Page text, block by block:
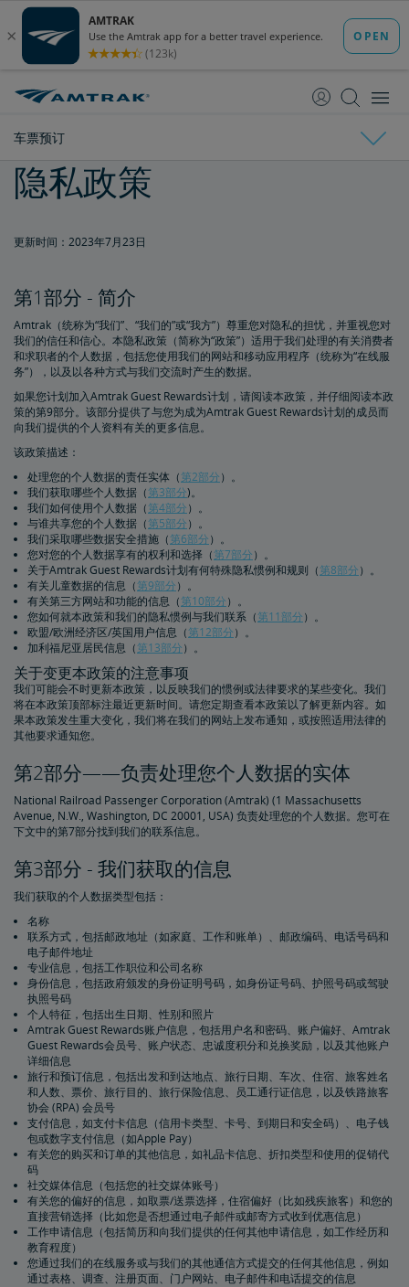
至
至
车票预订
车票预订
为残障乘客预订车票
服务性动物
Amtrak联程巴士和无障碍服务
轮椅类辅具
残障乘客用餐服务
车站无障碍设施
与同伴/看护一同旅行
无障碍旅行请求
氧气设备
无歧视政策
计划和预订提示
预订行程的窍门
给资深乘客的提示
长途旅行小贴士
初次骑行者须知
Amtrak应用程序
购买旅行保险，保障安心出行
人身与财产安全
乘客身份识别
个人安全
加拿大跨境
下一代Acela列车车载安全系统
国际游客
Trails & Rails铁路计划
私有列车车厢
私人列车车厢机械公告栏
隐私政策
更新时间：2023年7月23日
第1部分 - 简介
Amtrak（统称为“我们”、“我们的”或“我方”）尊重您对隐私的担忧，并重视您对
我们的信任和信心。本隐私政策（简称为“政策”）适用于我们处理的有关消费者
和求职者的个人数据，包括您使用我们的网站和移动应用程序（统称为“在线服
务”），以及以各种方式与我们交流时产生的数据。
如果您计划加入Amtrak Guest Rewards计划，请阅读本政策，并仔细阅读本政
策的第9部分。该部分提供了与您为成为Amtrak Guest Rewards计划的成员而
向我们提供的个人资料有关的更多信息。
该政策描述：
处理您的个人数据的责任实体（第2部分）。
我们获取哪些个人数据（第3部分)。
我们如何使用个人数据（第4部分）。
与谁共享您的个人数据（第5部分）。
我们采取哪些数据安全措施（第6部分）。
您对您的个人数据享有的权利和选择（第7部分）。
关于Amtrak Guest Rewards计划有何特殊隐私惯例和规则（第8部分）。
有关儿童数据的信息（第9部分）。
有关第三方网站和功能的信息（第10部分）。
您如何就本政策和我们的隐私惯例与我们联系（第11部分）。
欧盟/欧洲经济区/英国用户信息（第12部分）。
加利福尼亚居民信息（第13部分）。
关于变更本政策的注意事项
我们可能会不时更新本政策，以反映我们的惯例或法律要求的某些变化。我们
将在本政策顶部标注最近更新时间。请您定期查看本政策以了解更新内容。如
果本政策发生重大变化，我们将在我们的网站上发布通知，或按照适用法律的
其他要求通知您。
第2部分——负责处理您个人数据的实体
National Railroad Passenger Corporation​​​​​​​ (Amtrak) (1 Massachusetts
Avenue, N.W., Washington, DC 20001, USA) 负责处理您的个人数据。您可在
下文中的第7部分找到我们的联系信息。
第3部分 - 我们获取的信息
我们获取的个人数据类型包括：
名称
联系方式，包括邮政地址（如家庭、工作和账单）、邮政编码、电话号码和
电子邮件地址
专业信息，包括工作职位和公司名称
身份信息，包括政府颁发的身份证明号码，如身份证号码、护照号码或驾驶
执照号码
个人特征，包括出生日期、性别和照片
Amtrak Guest Rewards账户信息，包括用户名和密码、账户偏好、Amtrak
Guest Rewards会员号、账户状态、忠诚度积分和兑换奖励，以及其他账户
详细信息
旅行和预订信息，包括出发和到达地点、旅行日期、车次、住宿、旅客姓名
和人数、票价、旅行目的、旅行保险信息、员工通行证信息，以及铁路旅客
协会 (RPA) 会员号
支付信息，如支付卡信息（信用卡类型、卡号、到期日和安全码）、电子钱
包或数字支付信息（如Apple Pay）
有关您的购买和订单的其他信息，如礼品卡信息、折扣类型和使用的促销代
码
社交媒体信息（包括您的社交媒体账号）
有关您的偏好的信息，如取票/送票选择，住宿偏好（比如残疾旅客）和您的
直接营销选择（比如您是否想通过电子邮件或邮寄方式收到优惠信息）
工作申请信息（包括简历和向我们提供的任何其他申请信息，如工作经历和
教育程度）
您通过我们的在线服务或与我们的其他通信方式提交的任何其他信息，例如
通过表格、调查、注册页面、门户网站、电子邮件和电话提交的信息